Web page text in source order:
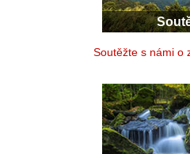
Soutěžte s námi o